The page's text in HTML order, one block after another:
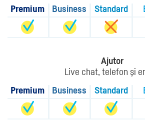
Premium
Business Standard
Ajutor
Live chat, telefon şi
Premium
Business Standard